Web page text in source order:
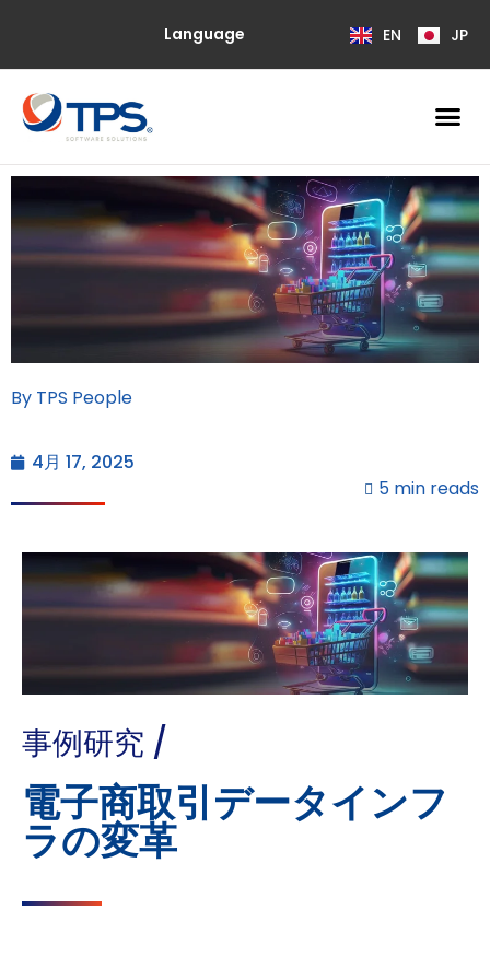
Language EN JP
By TPS People
4月 17, 2025
5 min reads
事例研究 /
電子商取引データインフ
ラの変革